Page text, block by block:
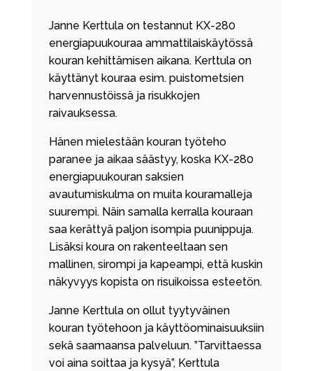
Janne Kerttula on testannut KX-280
energiapuukouraa ammattilaiskäytössä
kouran kehittämisen aikana. Kerttula on
käyttänyt kouraa esim. puistometsien
harvennustöissä ja risukkojen
raivauksessa.
Hänen mielestään kouran työteho
paranee ja aikaa säästyy, koska KX-280
energiapuukouran saksien
avautumiskulma on muita kouramalleja
suurempi. Näin samalla kerralla kouraan
saa kerättyä paljon isompia puunippuja.
Lisäksi koura on rakenteeltaan sen
mallinen, sirompi ja kapeampi, että kuskin
näkyvyys kopista on risuikoissa esteetön.
Janne Kerttula on ollut tyytyväinen
kouran työtehoon ja käyttöominaisuuksiin
sekä saamaansa palveluun. ”Tarvittaessa
voi aina soittaa ja kysyä”, Kerttula